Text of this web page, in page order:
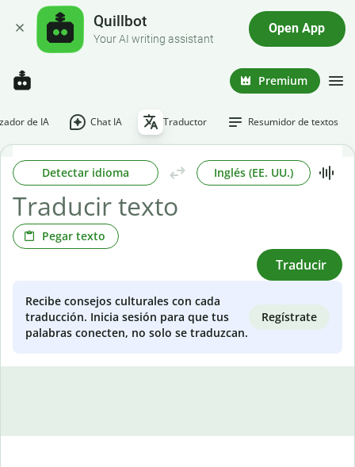
Quillbot
Your AI writing assistant
Open App
Premium
de IA Chat IA Traductor Resumidor de textos
Detectar idioma Inglés (EE. UU.)
Pegar texto
Traducir
Recibe consejos culturales con cada
traducción. Inicia sesión para que tus
palabras conecten, no solo se traduzcan.
Regístrate